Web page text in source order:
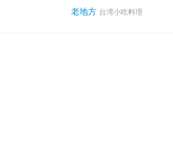
老地方 台湾小吃料理